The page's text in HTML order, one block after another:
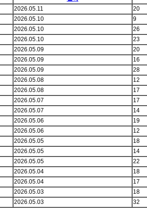
2026.05.11
20
2026.05.10
9
2026.05.10
26
2026.05.10
23
2026.05.09
20
2026.05.09
16
2026.05.09
28
2026.05.08
12
2026.05.08
17
2026.05.07
17
2026.05.07
14
2026.05.06
19
2026.05.06
12
2026.05.05
18
2026.05.05
14
2026.05.05
22
2026.05.04
18
2026.05.04
17
2026.05.03
18
2026.05.03 32